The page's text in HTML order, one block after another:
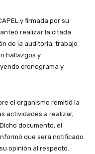
y firmada por su
realizar la citada
de la auditoria; trabajo
hallazgos y
cronograma y
el organismo remitió la
actividades a realizar,
documento, el
que será notificado
opinión al respecto.